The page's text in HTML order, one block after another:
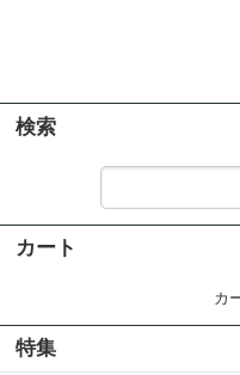
検索
カート
カ
特集